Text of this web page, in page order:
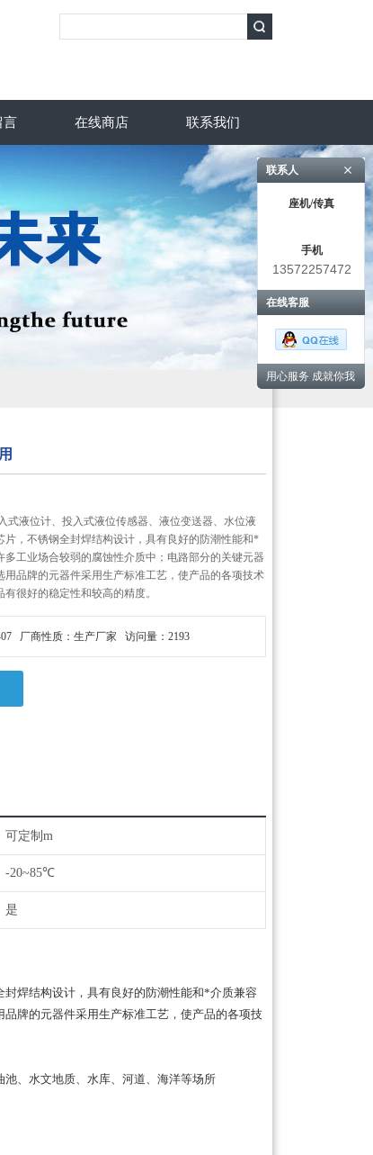
言 在线商店 联系我们
式液位计、投入式液位传感器、液位变送器、水位液
片，不锈钢全封焊结构设计，具有良好的防潮性能和*
多工业场合较弱的腐蚀性介质中；电路部分的关键元器
用品牌的元器件采用生产标准工艺，使产品的各项技术
很好的稳定性和较高的精度。
07 厂商性质：生产厂家 访问量：2193
可定制m
-20~85℃
是
焊结构设计，具有良好的防潮性能和*介质兼容
牌的元器件采用生产标准工艺，使产品的各项技
、水文地质、水库、河道、海洋等场所
联系人
座机/传真
手机
13572257472
在线客服
用心服务 成就你我